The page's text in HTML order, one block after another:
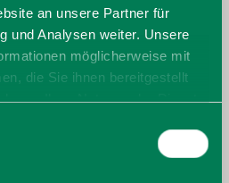
an unsere Partner für
und Analysen weiter. Unsere
möglicherweise mit
die Sie ihnen bereitgestellt
Ihrer Nutzung der Dienste
Webseite weiterhin nutzen.